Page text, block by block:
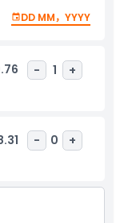
泰登嘉客人）或集合
择的游览变体（浮潜
美丽的岛屿群之一。
DD MM，YYYY
- 1 +
- 0 +